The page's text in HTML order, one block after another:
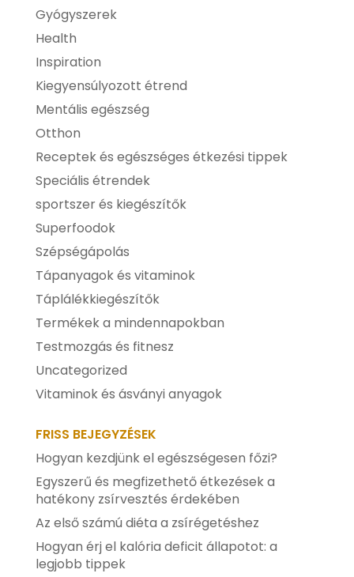
Gyógyszerek
Health
Inspiration
Kiegyensúlyozott étrend
Mentális egészség
Otthon
Receptek és egészséges étkezési tippek
Speciális étrendek
sportszer és kiegészítők
Superfoodok
Szépségápolás
Tápanyagok és vitaminok
Táplálékkiegészítők
Termékek a mindennapokban
Testmozgás és fitnesz
Uncategorized
Vitaminok és ásványi anyagok
FRISS BEJEGYZÉSEK
Hogyan kezdjünk el egészségesen főzi?
Egyszerű és megfizethető étkezések a
hatékony zsírvesztés érdekében
Az első számú diéta a zsírégetéshez
Hogyan érj el kalória deficit állapotot: a
legjobb tippek